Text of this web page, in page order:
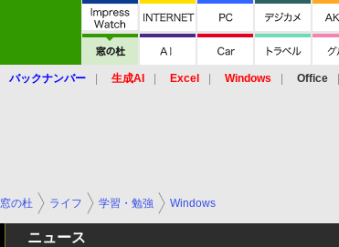
バックナンバー 生成AI Excel Windows Office
窓の杜 ライフ 学習・勉強 Windows
ニュース